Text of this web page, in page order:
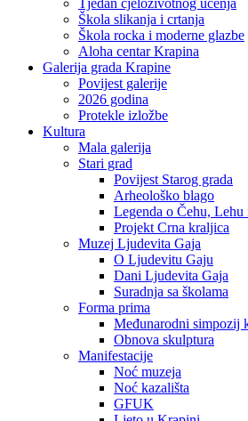
Tjedan cjeloživotnog učenja
Škola slikanja i crtanja
Škola rocka i moderne glazbe
Aloha centar Krapina
Galerija grada Krapine
Povijest galerije
2026 godina
Protekle izložbe
Kultura
Mala galerija
Stari grad
Povijest Starog grada
Arheološko blago
Legenda o Čehu, Lehu
Projekt Crna kraljica
Muzej Ljudevita Gaja
O Ljudevitu Gaju
Dani Ljudevita Gaja
Suradnja sa školama
Forma prima
Međunarodni simpozij
Obnova skulptura
Manifestacije
Noć muzeja
Noć kazališta
GFUK